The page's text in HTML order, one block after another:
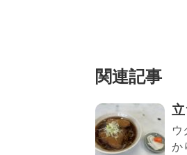
関連記事
ウ
か